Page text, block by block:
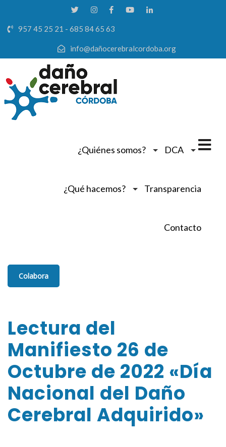
957 45 25 21 - 685 84 65 63
info@dañocerebralcordoba.org
¿Quiénes somos? DCA
¿Qué hacemos? Transparencia
Contacto
Colabora
Lectura del
Manifiesto 26 de
Octubre de 2022 «Día
Nacional del Daño
Cerebral Adquirido»